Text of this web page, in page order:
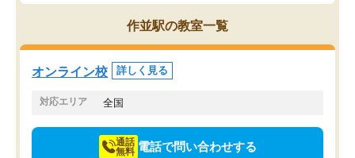
作並駅の教室一覧
オンライン校 詳しく見る
対応エリア 全国
通話
無料 電話で問い合わせする